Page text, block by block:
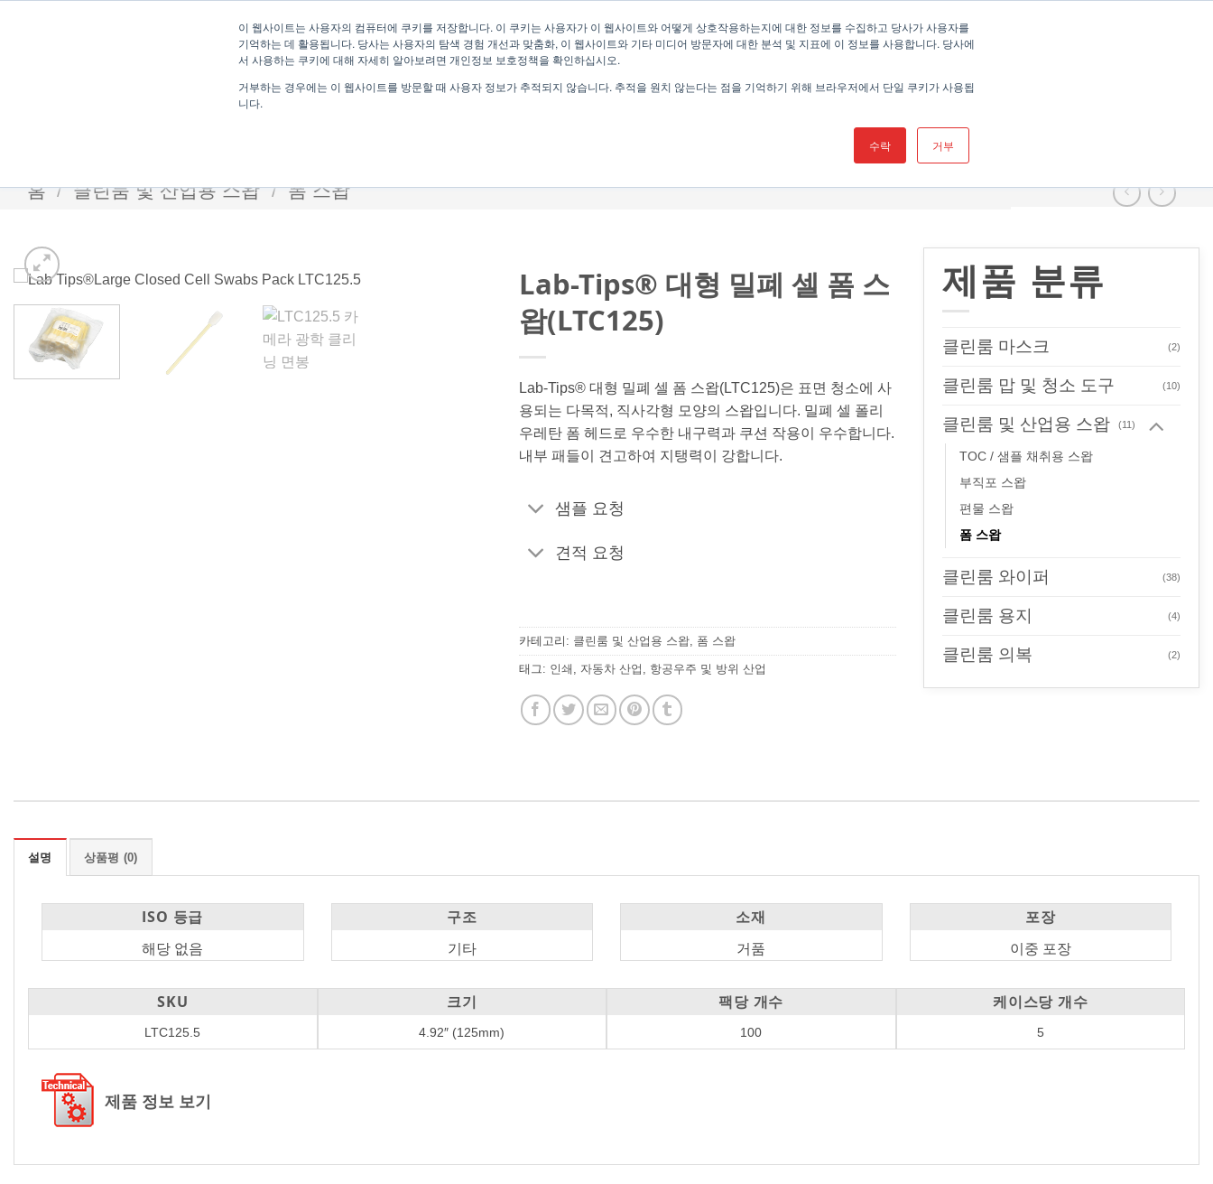
이 웹사이트는 사용자의 컴퓨터에 쿠키를 저장합니다. 이 쿠키는 사용자가 이 웹사이트와 어떻게 상호작용하는지에 대한 정보를 수집하고 당사가 사용자를
기억하는 데 활용됩니다. 당사는 사용자의 탐색 경험 개선과 맞춤화, 이 웹사이트와 기타 미디어 방문자에 대한 분석 및 지표에 이 정보를 사용합니다. 당사에
서 사용하는 쿠키에 대해 자세히 알아보려면 개인정보 보호정책을 확인하십시오.
거부하는 경우에는 이 웹사이트를 방문할 때 사용자 정보가 추적되지 않습니다. 추적을 원치 않는다는 점을 기억하기 위해 브라우저에서 단일 쿠키가 사용됩
니다.
수락 거부
기업 정보 주요 사업부문 제품
홈 / 클린룸 및 산업용 스왑 / 폼 스왑
Lab-Tips® 대형 밀폐 셀 폼 스
왑(LTC125)
Lab-Tips® 대형 밀폐 셀 폼 스왑(LTC125)은 표면 청소에 사
용되는 다목적, 직사각형 모양의 스왑입니다. 밀폐 셀 폴리
우레탄 폼 헤드로 우수한 내구력과 쿠션 작용이 우수합니다.
내부 패들이 견고하여 지탱력이 강합니다.
샘플 요청
견적 요청
카테고리: 클린룸 및 산업용 스왑, 폼 스왑
태그: 인쇄 , 자동차 산업 , 항공우주 및 방위 산업
제품 분류
클린룸 마스크 (2)
클린룸 맙 및 청소 도구 (10)
클린룸 및 산업용 스왑 (11)
TOC / 샘플 채취용 스왑
부직포 스왑
편물 스왑
폼 스왑
클린룸 와이퍼 (38)
클린룸 용지 (4)
클린룸 의복 (2)
설명 상품평 (0)
ISO 등급
해당 없음
구조
기타
소재
거품
포장
이중 포장
SKU
LTC125.5
크기
4.92″ (125mm)
팩당 개수
100
케이스당 개수
5
제품 정보 보기